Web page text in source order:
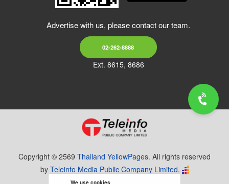
Advertise with us, please contact our team.
02-262-8888
Ext. 8615, 8686
Copyright © 2569 Thailand YellowPages. All rights reserved
by Teleinfo Media Public Company Limited.
We use cookies